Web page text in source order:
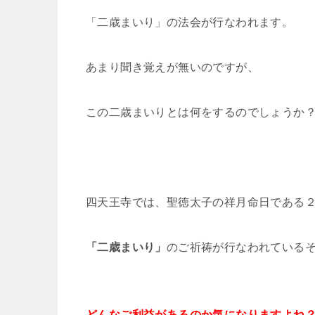
「二歳まいり」の法会が行なわれます。
あまり聞き覚えが無いのですが、
この二歳まいりとは何をするのでしょうか？
四天王寺では、聖徳太子の祥月命日である
「二歳まいり」 のご祈祷が行なわれている